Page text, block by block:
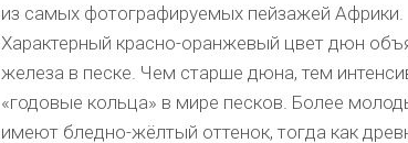
из самых фотографируемых пейзажей Африки.
Характерный красно-оранжевый цвет дюн
железа в песке. Чем старше дюна, тем
«годовые кольца» в мире песков. Более
имеют бледно-жёлтый оттенок, тогда как